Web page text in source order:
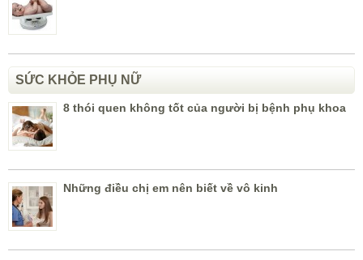
SỨC KHỎE PHỤ NỮ
8 thói quen không tốt của người bị bệnh phụ khoa
Những điều chị em nên biết về vô kinh